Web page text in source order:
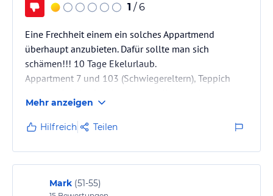
1 / 6
Eine Frechheit einem ein solches Appartmend
überhaupt anzubieten. Dafür sollte man sich
schämen!!! 10 Tage Ekelurlaub.
Appartment 7 und 103 (Schwiegereltern), Teppich
Möbel wie vom Sperrmüll zusammengewürfelt,
Ledersessel total rissig, Bett extrem weich,
durchgelegen, Matratzen und darunter fleckig,
Bettwäsch rissig, Duschwanne verschimmelte Fugen,
Duschvorhang verschimmelt, Abfluss verrostet, die
Wände... so dreckig und versifft, abartig.
Mehr anzeigen
Hilfreich Teilen
Mark (51-55)